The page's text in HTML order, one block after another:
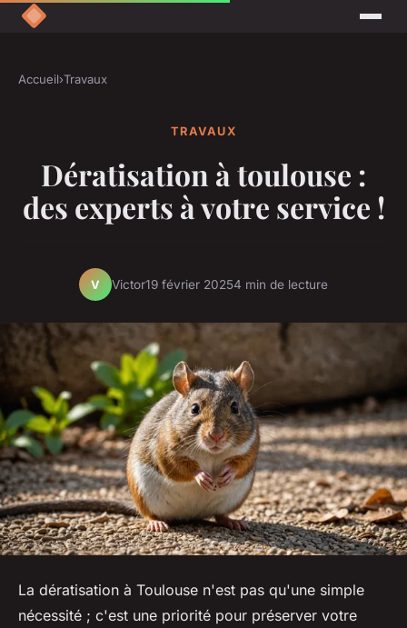
Accueil›Travaux
TRAVAUX
Dératisation à toulouse :
des experts à votre service !
V Victor19 février 20254 min de lecture
La dératisation à Toulouse n'est pas qu'une simple
nécessité ; c'est une priorité pour préserver votre